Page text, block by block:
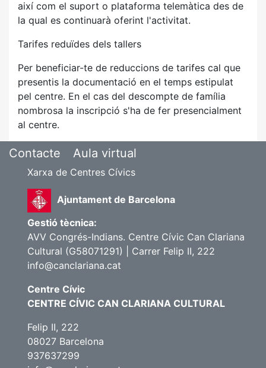
així com el suport o plataforma telemàtica des de
la qual es continuarà oferint l'activitat.
Tarifes reduïdes dels tallers
Per beneficiar-te de reduccions de tarifes cal que
presentis la documentació en el temps estipulat
pel centre. En el cas del descompte de família
nombrosa la inscripció s'ha de fer presencialment
al centre.
Contacte Aula virtual
Xarxa de Centres Cívics
Ajuntament de Barcelona
Gestió tècnica:
AVV Congrés-Indians. Centre Cívic Can Clariana
Cultural (G58071291) | Carrer Felip II, 222
info@canclariana.cat
Centre Cívic
CENTRE CÍVIC CAN CLARIANA CULTURAL
Felip II, 222
08027 Barcelona
937637299